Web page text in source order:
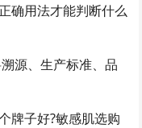
确用法才能判断什么
源、生产标准、品
牌子好?敏感肌选购